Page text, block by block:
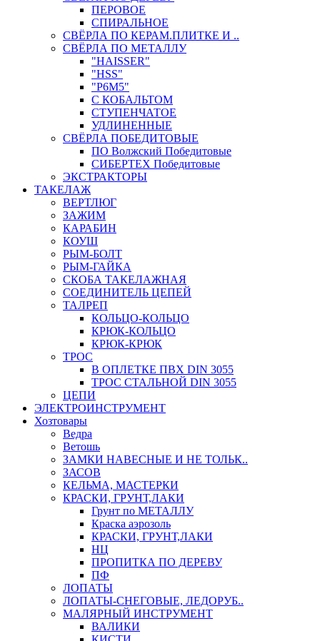
ПЕРОВОЕ
СПИРАЛЬНОЕ
СВЁРЛА ПО КЕРАМ.ПЛИТКЕ И ..
СВЁРЛА ПО МЕТАЛЛУ
"HAISSER"
"HSS"
"Р6М5"
С КОБАЛЬТОМ
СТУПЕНЧАТОЕ
УДЛИНЕННЫЕ
СВЁРЛА ПОБЕДИТОВЫЕ
ПО Волжский Победитовые
СИБЕРТЕХ Победитовые
ЭКСТРАКТОРЫ
ТАКЕЛАЖ
ВЕРТЛЮГ
ЗАЖИМ
КАРАБИН
КОУШ
РЫМ-БОЛТ
РЫМ-ГАЙКА
СКОБА ТАКЕЛАЖНАЯ
СОЕДИНИТЕЛЬ ЦЕПЕЙ
ТАЛРЕП
КОЛЬЦО-КОЛЬЦО
КРЮК-КОЛЬЦО
КРЮК-КРЮК
ТРОС
В ОПЛЕТКЕ ПВХ DIN 3055
ТРОС СТАЛЬНОЙ DIN 3055
ЦЕПИ
ЭЛЕКТРОИНСТРУМЕНТ
Хозтовары
Ведра
Ветошь
ЗАМКИ НАВЕСНЫЕ И НЕ ТОЛЬК..
ЗАСОВ
КЕЛЬМА, МАСТЕРКИ
КРАСКИ, ГРУНТ,ЛАКИ
Грунт по МЕТАЛЛУ
Краска аэрозоль
КРАСКИ, ГРУНТ,ЛАКИ
НЦ
ПРОПИТКА ПО ДЕРЕВУ
ПФ
ЛОПАТЫ
ЛОПАТЫ-СНЕГОВЫЕ, ЛЕДОРУБ..
МАЛЯРНЫЙ ИНСТРУМЕНТ
ВАЛИКИ